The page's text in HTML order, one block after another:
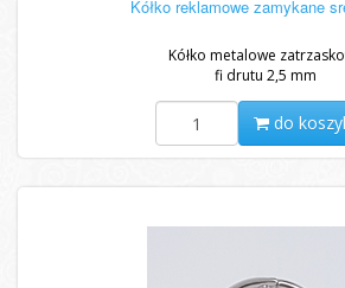
Kółko reklamowe zamykane
Kółko metalowe
fi drutu 2,5 mm
do